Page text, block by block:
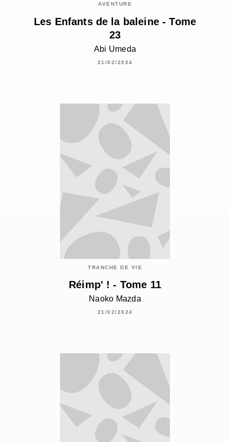
AVENTURE
Les Enfants de la baleine - Tome
23
Abi Umeda
21/02/2024
TRANCHE DE VIE
Réimp' ! - Tome 11
Naoko Mazda
21/02/2024